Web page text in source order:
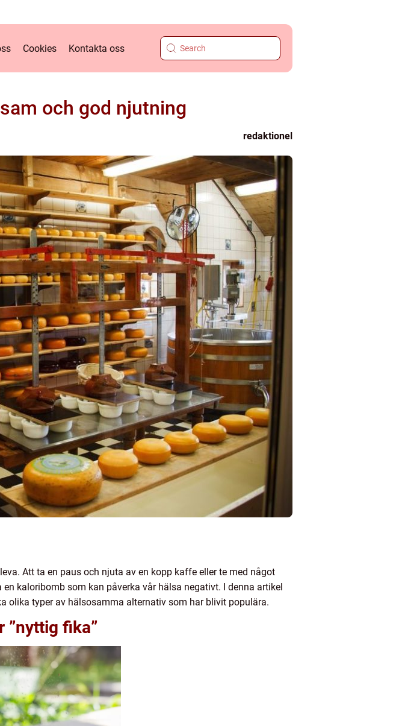
Cookies Kontakta oss
och god njutning
redaktionel
Att ta en paus och njuta av en kopp kaffe eller te med något
kaloribomb som kan påverka vår hälsa negativt. I denna artikel
olika typer av hälsosamma alternativ som har blivit populära.
”nyttig fika”